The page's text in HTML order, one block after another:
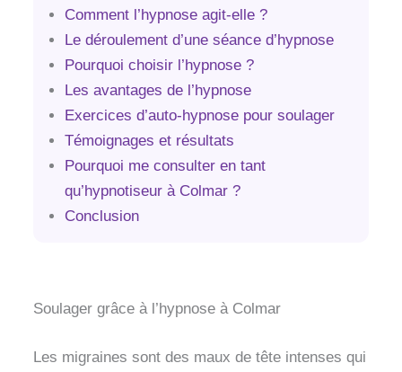
Comment l’hypnose agit-elle ?
Le déroulement d’une séance d’hypnose
Pourquoi choisir l’hypnose ?
Les avantages de l’hypnose
Exercices d’auto-hypnose pour soulager
Témoignages et résultats
Pourquoi me consulter en tant
qu’hypnotiseur à Colmar ?
Conclusion
Soulager grâce à l’hypnose à Colmar
Les migraines sont des maux de tête intenses qui